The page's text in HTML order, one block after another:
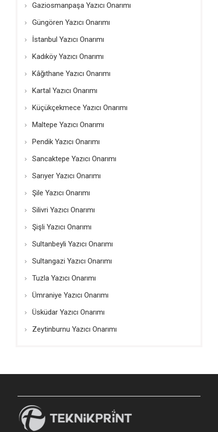
Gaziosmanpaşa Yazıcı Onarımı
Güngören Yazıcı Onarımı
İstanbul Yazıcı Onarımı
Kadıköy Yazıcı Onarımı
Kâğıthane Yazıcı Onarımı
Kartal Yazıcı Onarımı
Küçükçekmece Yazıcı Onarımı
Maltepe Yazıcı Onarımı
Pendik Yazıcı Onarımı
Sancaktepe Yazıcı Onarımı
Sarıyer Yazıcı Onarımı
Şile Yazıcı Onarımı
Silivri Yazıcı Onarımı
Şişli Yazıcı Onarımı
Sultanbeyli Yazıcı Onarımı
Sultangazi Yazıcı Onarımı
Tuzla Yazıcı Onarımı
Ümraniye Yazıcı Onarımı
Üsküdar Yazıcı Onarımı
Zeytinburnu Yazıcı Onarımı